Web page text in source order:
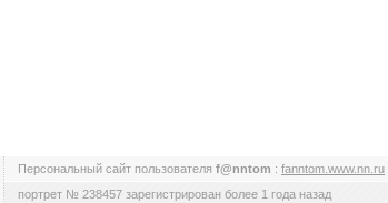
Персональный сайт пользователя f@nntom : fanntom.www.nn.ru
портрет № 238457 зарегистрирован более 1 года назад